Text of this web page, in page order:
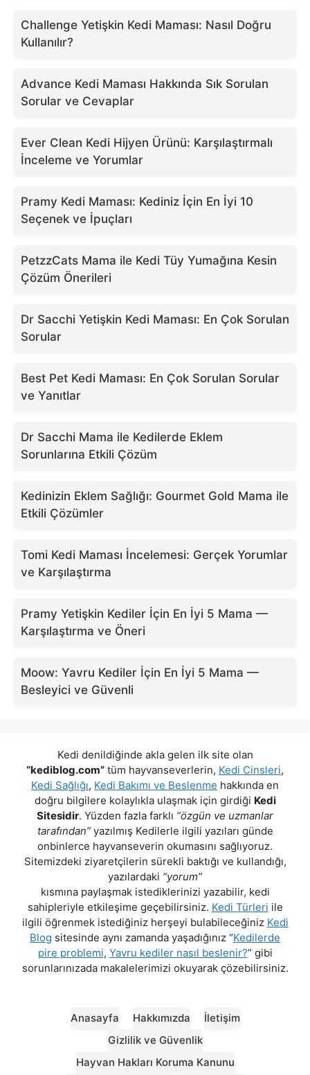
Challenge Yetişkin Kedi Maması: Nasıl Doğru
Kullanılır?
Advance Kedi Maması Hakkında Sık Sorulan
Sorular ve Cevaplar
Ever Clean Kedi Hijyen Ürünü: Karşılaştırmalı
İnceleme ve Yorumlar
Pramy Kedi Maması: Kediniz İçin En İyi 10
Seçenek ve İpuçları
PetzzCats Mama ile Kedi Tüy Yumağına Kesin
Çözüm Önerileri
Dr Sacchi Yetişkin Kedi Maması: En Çok Sorulan
Sorular
Best Pet Kedi Maması: En Çok Sorulan Sorular
ve Yanıtlar
Dr Sacchi Mama ile Kedilerde Eklem
Sorunlarına Etkili Çözüm
Kedinizin Eklem Sağlığı: Gourmet Gold Mama ile
Etkili Çözümler
Tomi Kedi Maması İncelemesi: Gerçek Yorumlar
ve Karşılaştırma
Pramy Yetişkin Kediler İçin En İyi 5 Mama —
Karşılaştırma ve Öneri
Moow: Yavru Kediler İçin En İyi 5 Mama —
Besleyici ve Güvenli
Kedi denildiğinde akla gelen ilk site olan
“kediblog.com” tüm hayvanseverlerin, Kedi Cinsleri,
Kedi Sağlığı, Kedi Bakımı ve Beslenme hakkında en
doğru bilgilere kolaylıkla ulaşmak için girdiği Kedi
Sitesidir. Yüzden fazla farklı “özgün ve uzmanlar
tarafından”yazılmış Kedilerle ilgili yazıları günde
onbinlerce hayvanseverin okumasını sağlıyoruz.
Sitemizdeki ziyaretçilerin sürekli baktığı ve kullandığı,
yazılardaki “yorum”
kısmına paylaşmak istediklerinizi yazabilir, kedi
sahipleriyle etkileşime geçebilirsiniz. Kedi Türleri ile
ilgili öğrenmek istediğiniz herşeyi bulabileceğiniz Kedi
Blog sitesinde aynı zamanda yaşadığınız “Kedilerde
pire problemi, Yavru kediler nasıl beslenir?” gibi
sorunlarınızada makalelerimizi okuyarak çözebilirsiniz.
Anasayfa Hakkımızda
İletişim
Gizlilik ve Güvenlik
Hayvan Hakları Koruma Kanunu